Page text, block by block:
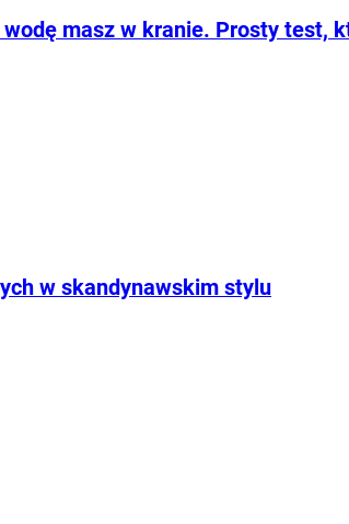
masz w kranie. Prosty test,
w skandynawskim stylu